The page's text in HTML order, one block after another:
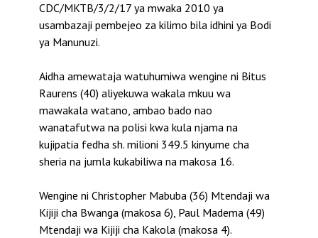
CDC/MKTB/3/2/17 ya mwaka 2010 ya
usambazaji pembejeo za kilimo bila idhini ya Bodi
ya Manunuzi.
Aidha amewataja watuhumiwa wengine ni Bitus
Raurens (40) aliyekuwa wakala mkuu wa
mawakala watano, ambao bado nao
wanatafutwa na polisi kwa kula njama na
kujipatia fedha sh. milioni 349.5 kinyume cha
sheria na jumla kukabiliwa na makosa 16.
Wengine ni Christopher Mabuba (36) Mtendaji wa
Kijiji cha Bwanga (makosa 6), Paul Madema (49)
Mtendaji wa Kijiji cha Kakola (makosa 4).